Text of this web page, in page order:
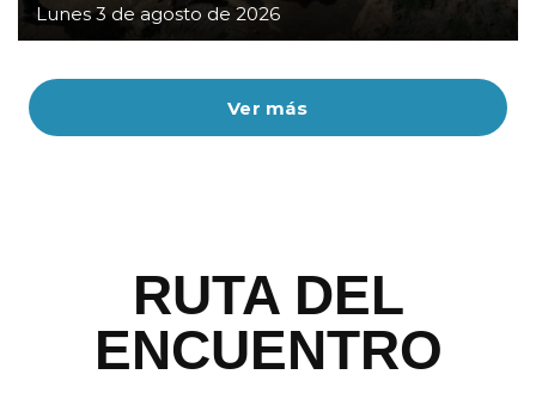
Ver más
Lunes 3 de agosto de 2026
RUTA DEL
ENCUENTRO